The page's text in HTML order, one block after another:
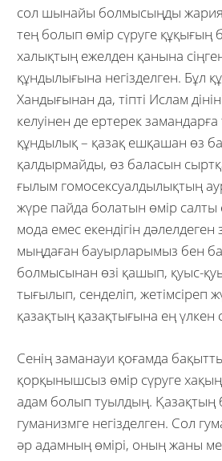
сол шынайы болмысыңды жария
тең болып өмір сүруге құқығың
халықтың ежелден қанына
құндылығына негізделген. Бұл
Хандығынан да, тіпті Ислам
келуінен де ертерек
құндылық – қазақ ешқашан өз
қалдырмайды, өз баласын
ғылым гомосексуалдылықтың
жүре пайда болатын өмір салты
мода емес екендігін дәлелдеген
мыңдаған бауырларымыз бен
болмысынан өзі қашып, қуыс-
тығылып, сенделіп, жетімсіреп
қазақтың қазақтығына ең үлкен
Сенің заманауи қоғамда
қорқынышсыз өмір сүруге
адам болып туылдың.
гуманизмге негізделген. Сол
әр адамның өмірі, оның жаны